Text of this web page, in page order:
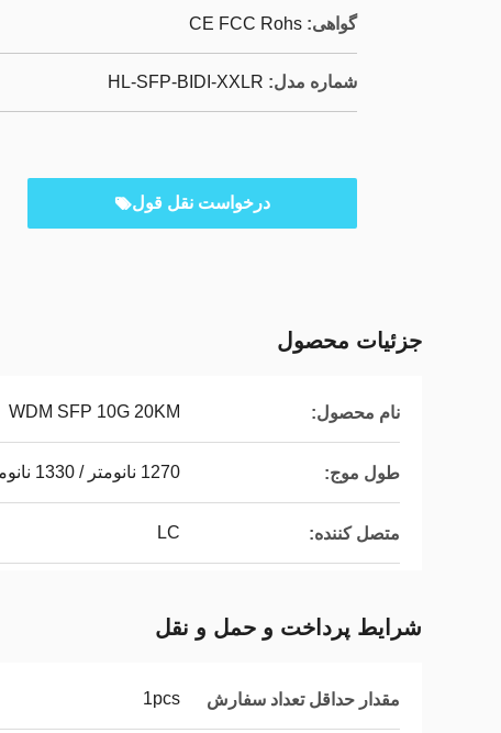
گواهی: CE FCC Rohs
شماره مدل: HL-SFP-BIDI-XXLR
درخواست نقل قول
جزئیات محصول
نام محصول: WDM SFP 10G 20KM
طول موج: 1270 نانومتر / 1330 نانومتر
متصل کننده: LC
شرایط پرداخت و حمل و نقل
مقدار حداقل تعداد سفارش 1pcs